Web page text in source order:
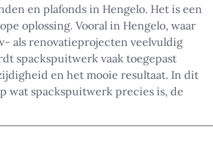
en plafonds in Hengelo. Het is een
oplossing. Vooral in Hengelo, waar
als renovatieprojecten veelvuldig
spackspuitwerk vaak toegepast
en het mooie resultaat. In dit
wat spackspuitwerk precies is, de